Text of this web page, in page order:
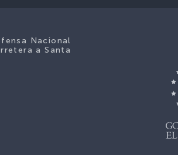
Nacional
a Santa